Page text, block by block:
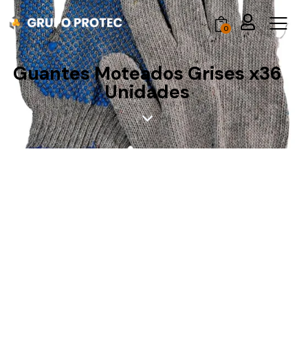
0
Guantes Moteados Grises x36
Unidades